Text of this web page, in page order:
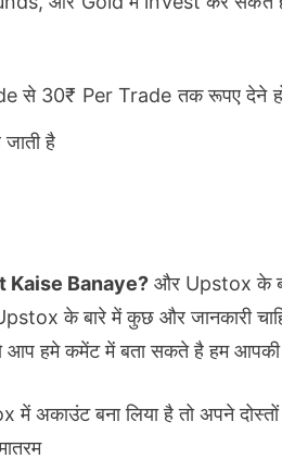
से 30₹ Per Trade तक रूपए देने
है
Kaise Banaye? और Upstox के
के बारे में कुछ और जानकारी
हमे कमेंट में बता सकते है हम
बना लिया है तो अपने